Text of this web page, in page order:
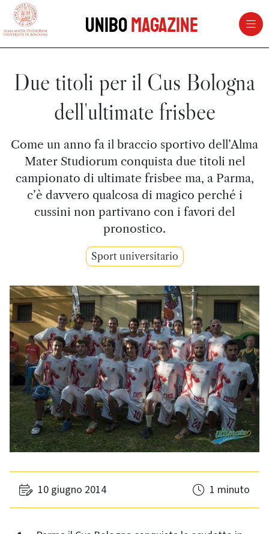
vai al contenuto della pagina
UniboMagazine
Due titoli per il Cus Bologna
dell'ultimate frisbee
Come un anno fa il braccio sportivo dell’Alma
Mater Studiorum conquista due titoli nel
campionato di ultimate frisbee ma, a Parma,
c’è davvero qualcosa di magico perché i
cussini non partivano con i favori del
pronostico.
Sport universitario
10 giugno 2014 1 minuto